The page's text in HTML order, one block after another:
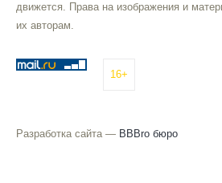
движется. Права на изображения и
их авторам.
16+
Разработка сайта — BBBro бюро